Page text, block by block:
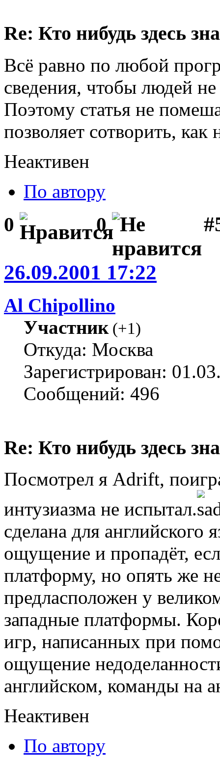
Re: Кто нибудь здесь
Всё равно по любой
сведения, чтобы людей не
Поэтому статья не
позволяет сотворить, как
Неактивен
По автору
0 0
26.09.2001 17:22
Al Chipollino
Участник(+1)
Откуда: Москва
Зарегистрирован:
Сообщений: 496
Re: Кто нибудь здесь
Посмотрел я Adrift,
интузиазма не испытал.
сделана для английского
ощущение и пропадёт,
платформу, но опять же
предласположен у
западные платформы.
игр, написанных при
ощущение
английском, команды на
Неактивен
По автору